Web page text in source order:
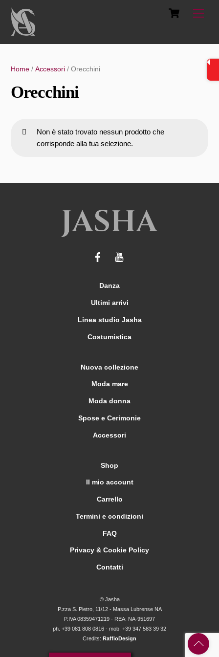
content
Cart
Home /Accessori / Orecchini
Orecchini
Non è stato trovato nessun prodotto che
corrisponde alla tua selezione.
Back
To
Danza
Ultimi arrivi
Linea studio Jasha
Costumistica
Nuova collezione
Moda mare
Moda donna
Spose e Cerimonie
Accessori
Shop
Il mio account
Carrello
Termini e condizioni
FAQ
Privacy & Cookie Policy
Contatti
© Jasha
P.zza S. Pietro, 11/12 - Massa Lubrense NA
P.IVA 08359471219 - REA: NA-951697
ph. +39 081 808 0816 - mob: +39 347 583 39 32
Credits: RaffioDesign